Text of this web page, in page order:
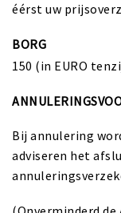
éérst uw
BORG
150 (in EURO
Bij annulering
adviseren het